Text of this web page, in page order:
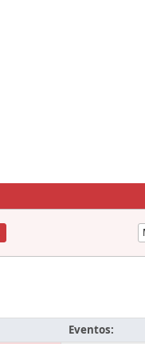
Eventos: